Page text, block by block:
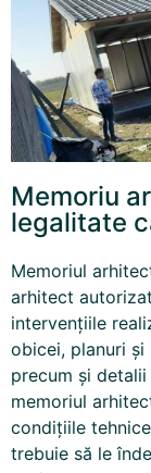
Memoriu
legalitate
Memoriul
arhitect
intervențiile
obicei, planuri
precum și
memoriul
condițiile
trebuie să le